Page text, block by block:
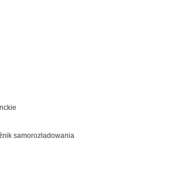
samorozładowania